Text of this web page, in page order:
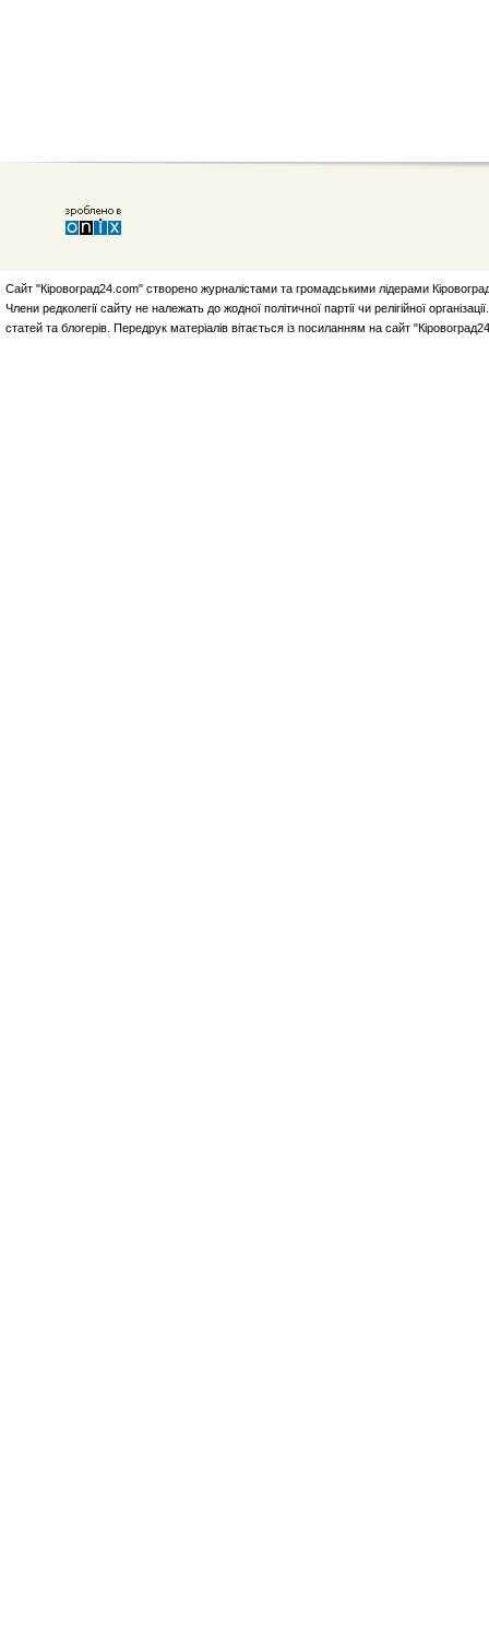
Сайт "Кіровоград24.com" створено журналістами та громадськими лідерами
Члени редколегії сайту не належать до жодної політичної партії чи релігійної
статей та блогерів. Передрук матеріалів вітається із посиланням на сайт